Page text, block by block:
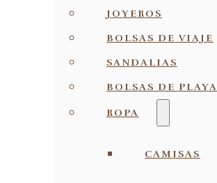
JOYEROS
BOLSAS DE VIAJE
SANDALIAS
BOLSAS DE PLAYA
ROPA
CAMISAS